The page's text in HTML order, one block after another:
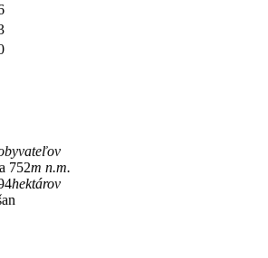
752m n.m.
hektárov